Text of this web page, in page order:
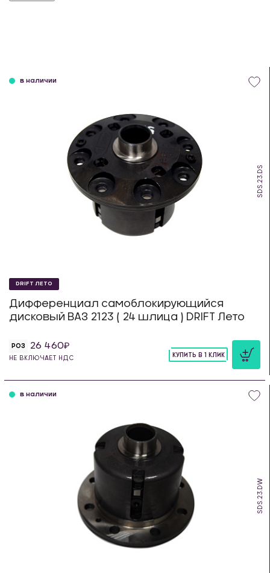
SDS.23.DS
в наличии
DRIFT ЛЕТО
Дифференциал самоблокирующийся
дисковый ВАЗ 2123 ( 24 шлица ) DRIFT Лето
РОЗ 26 460
НЕ ВКЛЮЧАЕТ НДС
КУПИТЬ В 1 КЛИК
SDS.23.DW
в наличии